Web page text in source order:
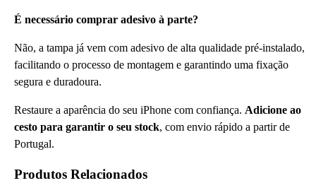
É necessário comprar adesivo à parte?
Não, a tampa já vem com adesivo de alta qualidade pré-instalado,
facilitando o processo de montagem e garantindo uma fixação
segura e duradoura.
Restaure a aparência do seu iPhone com confiança. Adicione ao
cesto para garantir o seu stock, com envio rápido a partir de
Portugal.
Produtos Relacionados